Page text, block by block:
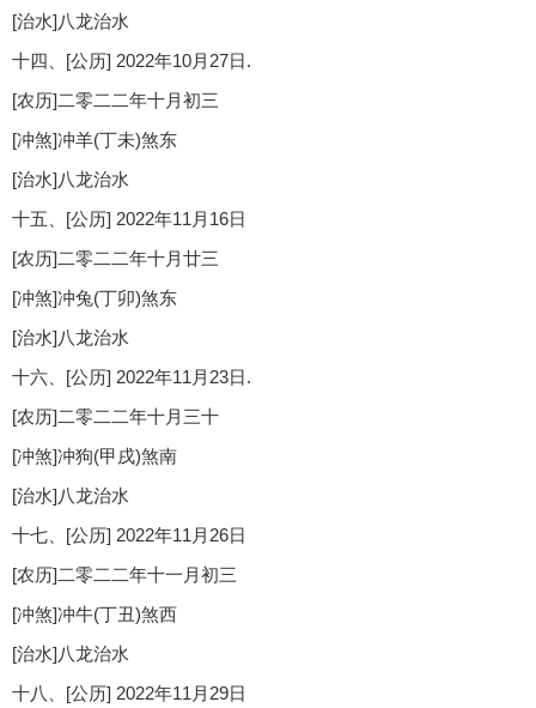
[治水]八龙治水
十四、[公历] 2022年10月27日.
[农历]二零二二年十月初三
[冲煞]冲羊(丁未)煞东
[治水]八龙治水
十五、[公历] 2022年11月16日
[农历]二零二二年十月廿三
[冲煞]冲兔(丁卯)煞东
[治水]八龙治水
十六、[公历] 2022年11月23日.
[农历]二零二二年十月三十
[冲煞]冲狗(甲戌)煞南
[治水]八龙治水
十七、[公历] 2022年11月26日
[农历]二零二二年十一月初三
[冲煞]冲牛(丁丑)煞西
[治水]八龙治水
十八、[公历] 2022年11月29日